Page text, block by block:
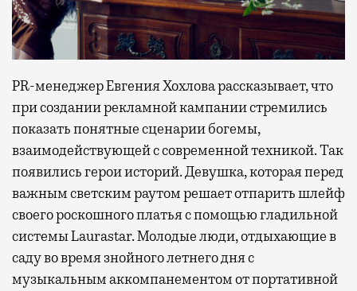
PR-менеджер Евгения Хохлова рассказывает, что
при создании рекламной кампании стремились
показать понятные сценарии богемы,
взаимодействующей с современной техникой. Так
появились герои историй. Девушка, которая перед
важным светским раутом решает отпарить шлейф
своего роскошного платья с помощью гладильной
системы Laurastar. Молодые люди, отдыхающие в
саду во время знойного летнего дня с
музыкальным аккомпанементом от портативной